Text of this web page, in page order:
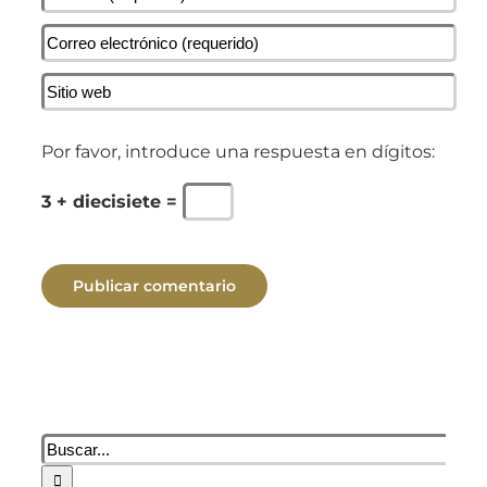
Por favor, introduce una respuesta en dígitos:
3 + diecisiete =
Buscar: